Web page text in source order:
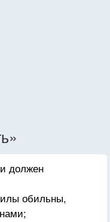
должен
обильны,